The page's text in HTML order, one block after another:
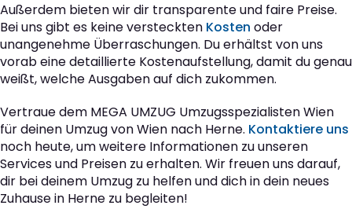
Außerdem bieten wir dir transparente und faire Preise.
Bei uns gibt es keine versteckten Kosten oder
unangenehme Überraschungen. Du erhältst von uns
vorab eine detaillierte Kostenaufstellung, damit du genau
weißt, welche Ausgaben auf dich zukommen.
Vertraue dem MEGA UMZUG Umzugsspezialisten Wien
für deinen Umzug von Wien nach Herne. Kontaktiere uns
noch heute, um weitere Informationen zu unseren
Services und Preisen zu erhalten. Wir freuen uns darauf,
dir bei deinem Umzug zu helfen und dich in dein neues
Zuhause in Herne zu begleiten!